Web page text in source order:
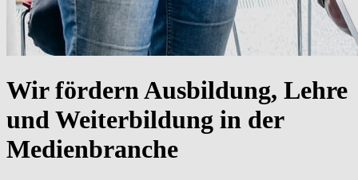
Wir fördern Ausbildung, Lehre
und Weiterbildung in der
Medienbranche